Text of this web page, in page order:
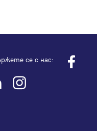
се с нас: